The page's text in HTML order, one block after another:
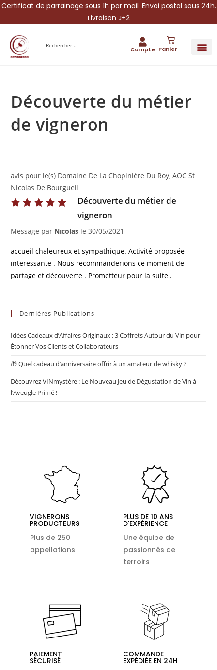
Certificat de parrainage sous 1h par mail. Envoi postal sous 24h.
Livraison J+2
Compte Panier
Découverte du métier
de vigneron
avis pour le(s) Domaine De La Chopinière Du Roy, AOC St
Nicolas De Bourgueil
Découverte du métier de
vigneron
Message par Nicolas le30/05/2021
accueil chaleureux et sympathique. Activité proposée
intéressante . Nous recommanderions ce moment de
partage et découverte . Prometteur pour la suite .
Dernières Publications
Idées Cadeaux d’Affaires Originaux : 3 Coffrets Autour du Vin pour
Étonner Vos Clients et Collaborateurs
🎁 Quel cadeau d’anniversaire offrir à un amateur de whisky ?
Découvrez VINmystère : Le Nouveau Jeu de Dégustation de Vin à
l’Aveugle Primé !
VIGNERONS
PRODUCTEURS
Plus de 250
appellations
PLUS DE 10 ANS
D'EXPÉRIENCE
Une équipe de
passionnés de
terroirs
PAIEMENT
SÉCURISÉ
COMMANDE
EXPÉDIÉE EN 24H